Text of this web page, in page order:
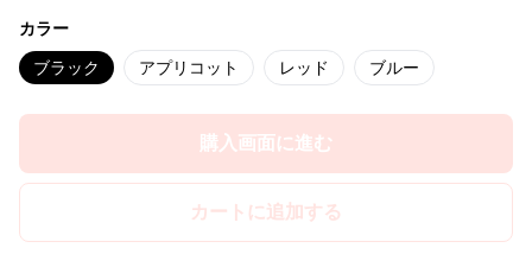
カラー
ブラック アプリコット レッド ブルー
購入画面に進む
カートに追加する